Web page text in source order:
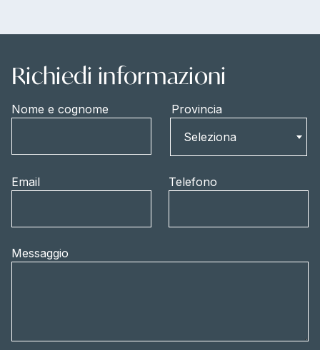
Richiedi informazioni
Nome e cognome
Provincia
Seleziona
Email Telefono
Messaggio